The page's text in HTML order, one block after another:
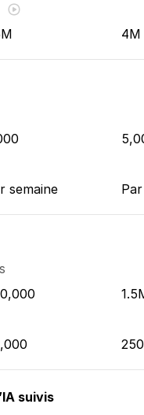
4M
semaine
suivis